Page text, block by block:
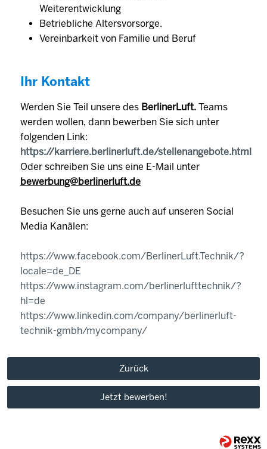
Weiterentwicklung
Betriebliche Altersvorsorge.
Vereinbarkeit von Familie und Beruf
Ihr Kontakt
Werden Sie Teil unsere des BerlinerLuft. Teams
werden wollen, dann bewerben Sie sich unter
folgenden Link:
https://karriere.berlinerluft.de/stellenangebote.html
Oder schreiben Sie uns eine E-Mail unter
bewerbung@berlinerluft.de
Besuchen Sie uns gerne auch auf unseren Social
Media Kanälen:
https://www.facebook.com/BerlinerLuft.Technik/?
locale=de_DE
https://www.instagram.com/berlinerlufttechnik/?
hl=de
https://www.linkedin.com/company/berlinerluft-
technik-gmbh/mycompany/
Zurück
Jetzt bewerben!